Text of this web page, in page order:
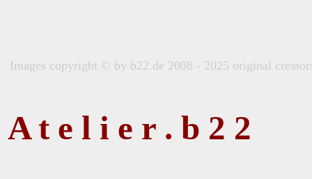
Images copyright © by b22.de 2008 - 2025 original
A t e l i e r . b 2 2